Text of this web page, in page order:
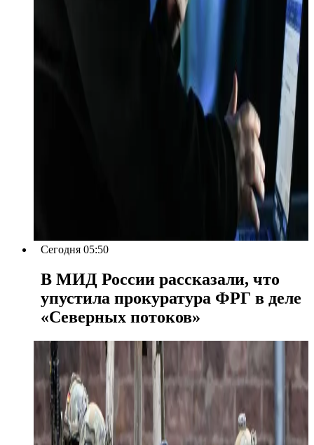
Сегодня 05:50
В МИД России рассказали, что
упустила прокуратура ФРГ в деле
«Северных потоков»